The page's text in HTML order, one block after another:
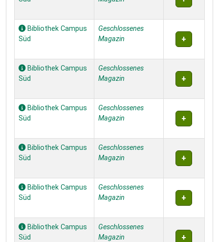
Bibliothek Campus
Süd
Geschlossenes
Magazin
Bibliothek Campus
Süd
Geschlossenes
Magazin
Bibliothek Campus
Süd
Geschlossenes
Magazin
Bibliothek Campus
Süd
Geschlossenes
Magazin
Bibliothek Campus
Süd
Geschlossenes
Magazin
Bibliothek Campus
Süd
Geschlossenes
Magazin